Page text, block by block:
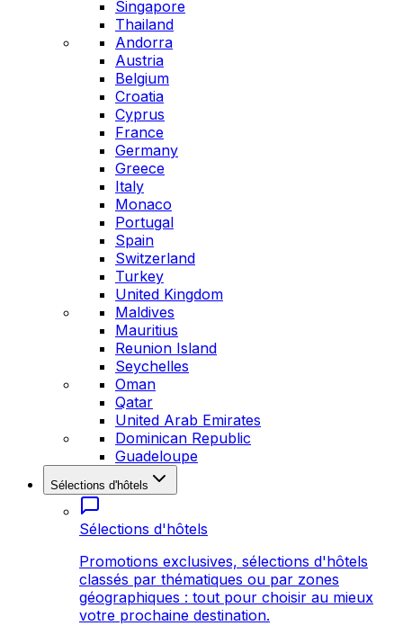
Singapore
Thailand
Andorra
Austria
Belgium
Croatia
Cyprus
France
Germany
Greece
Italy
Monaco
Portugal
Spain
Switzerland
Turkey
United Kingdom
Maldives
Mauritius
Reunion Island
Seychelles
Oman
Qatar
United Arab Emirates
Dominican Republic
Guadeloupe
Sélections d'hôtels
Sélections d'hôtels
Promotions exclusives, sélections d'hôtels
classés par thématiques ou par zones
géographiques : tout pour choisir au mieux
votre prochaine destination.